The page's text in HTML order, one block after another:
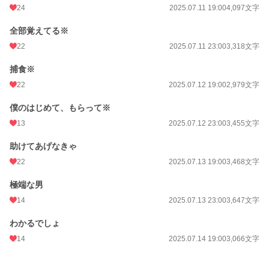
24 2025.07.11 19:004,097文字
全部覚えてる※
22 2025.07.11 23:003,318文字
捕食※
22 2025.07.12 19:002,979文字
僕のはじめて、もらって※
13 2025.07.12 23:003,455文字
助けてあげなきゃ
22 2025.07.13 19:003,468文字
極端な男
14 2025.07.13 23:003,647文字
わかるでしょ
14 2025.07.14 19:003,066文字